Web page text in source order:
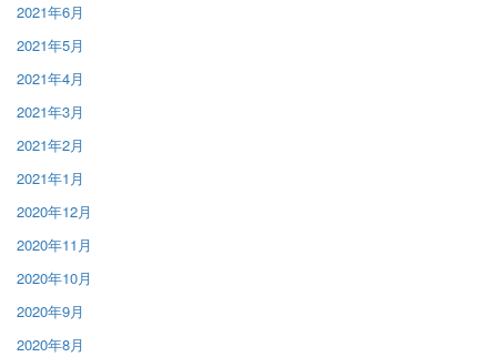
2021年6月
2021年5月
2021年4月
2021年3月
2021年2月
2021年1月
2020年12月
2020年11月
2020年10月
2020年9月
2020年8月